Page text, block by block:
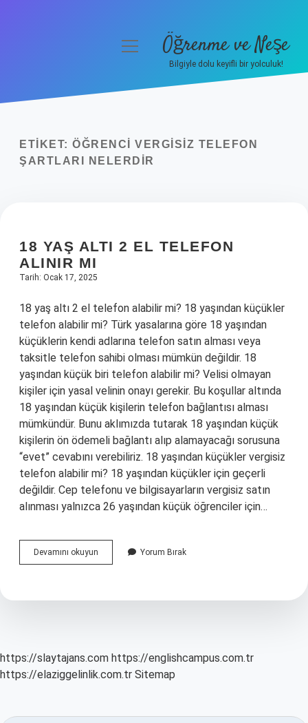
Yasal Uyarı
menüyüÖğrenme ve Neşe
Bilgiyle dolu keyifli bir yolculuk!
ETIKET: ÖĞRENCI VERGISIZ TELEFON
ŞARTLARI NELERDIR
18 YAŞ ALTI 2 EL TELEFON
ALINIR MI
Tarih: Ocak 17, 2025
18 yaş altı 2 el telefon alabilir mi? 18 yaşından küçükler
telefon alabilir mi? Türk yasalarına göre 18 yaşından
küçüklerin kendi adlarına telefon satın alması veya
taksitle telefon sahibi olması mümkün değildir. 18
yaşından küçük biri telefon alabilir mi? Velisi olmayan
kişiler için yasal velinin onayı gerekir. Bu koşullar altında
18 yaşından küçük kişilerin telefon bağlantısı alması
mümkündür. Bunu aklımızda tutarak 18 yaşından küçük
kişilerin ön ödemeli bağlantı alıp alamayacağı sorusuna
“evet” cevabını verebiliriz. 18 yaşından küçükler vergisiz
telefon alabilir mi? 18 yaşından küçükler için geçerli
değildir. Cep telefonu ve bilgisayarların vergisiz satın
alınması yalnızca 26 yaşından küçük öğrenciler için…
Devamını okuyun
Yaş
El
Yorum Bırak
https://slaytajans.com https://englishcampus.com.tr
https://elaziggelinlik.com.tr Sitemap